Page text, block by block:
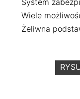
System
Wiele
Żeliwna